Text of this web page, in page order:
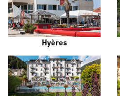
Hyères